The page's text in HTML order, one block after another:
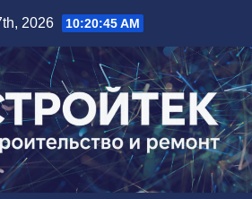
2026 10:20:46 AM